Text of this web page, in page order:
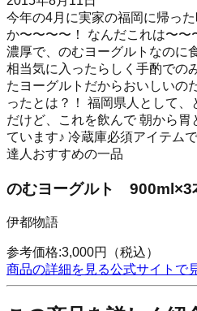
今年の4月に実家の福岡に帰っ
か〜〜〜〜！ なんだこれは〜
濃厚で、のむヨーグルトなのに
相当気に入ったらしく手酌での
たヨーグルトだからおいしいの
ったとは？！ 福岡県人として
だけど、これを飲んで 朝から
ています♪ 冷蔵庫必須アイテム
達人おすすめの一品
のむヨーグルト 900ml×3
伊都物語
参考価格:3,000円
（税込）
商品の詳細を見る公式サイトで